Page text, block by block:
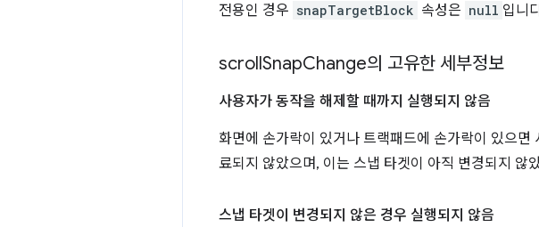
전용인 경우 snapTargetBlock 속성은 null 입니
scrollSnapChange의 고유한 세부정보
사용자가 동작을 해제할 때까지 실행되지 않음
화면에 손가락이 있거나 트랙패드에 손가락이 있으
료되지 않았으며, 이는 스냅 타겟이 아직 변경되지 않
스냅 타겟이 변경되지 않은 경우 실행되지 않음